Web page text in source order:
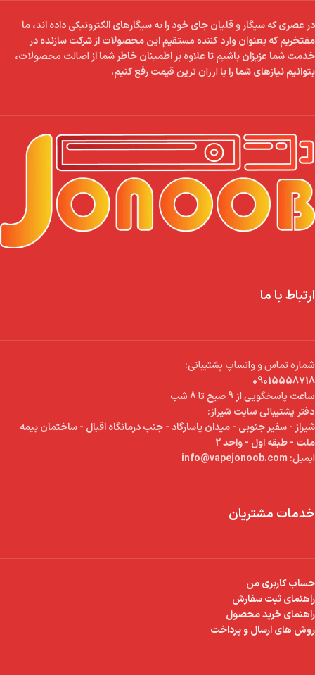
در عصری که سیگار و قلیان جای خود را به سیگارهای الکترونیکی داده اند، ما
مفتخریم که بعنوانوارد کننده مستقیماین محصولات از شرکت سازنده در
خدمت شما عزیزان باشیم تا علاوه بر اطمینان خاطر شما ازاصالت محصولات،
بتوانیم نیازهای شما را باارزان ترین قیمترفع کنیم.
ارتباط با ما
شماره تماس و واتساپ پشتیبانی:
09015558718
ساعت پاسخگویی از 9 صبح تا 8 شب
دفتر پشتیبانی سایت شیراز:
شیراز - سفیر جنوبی - میدان پاسارگاد - جنب درمانگاه اقبال - ساختمان بیمه
ملت - طبقه اول - واحد 2
ایمیل:
خدمات مشتریان
حساب کاربری من
راهنمای ثبت سفارش
راهنمای خرید محصول
روش های ارسال و پرداخت